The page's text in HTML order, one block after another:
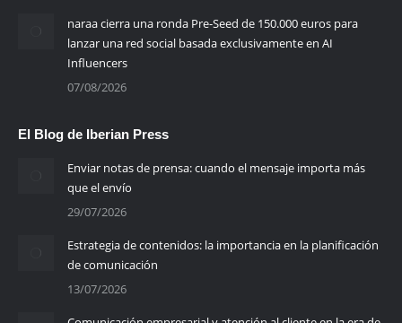
naraa cierra una ronda Pre-Seed de 150.000 euros para
lanzar una red social basada exclusivamente en AI
Influencers
07/08/2026
El Blog de Iberian Press
Enviar notas de prensa: cuando el mensaje importa más
que el envío
29/07/2026
Estrategia de contenidos: la importancia en la planificación
de comunicación
13/07/2026